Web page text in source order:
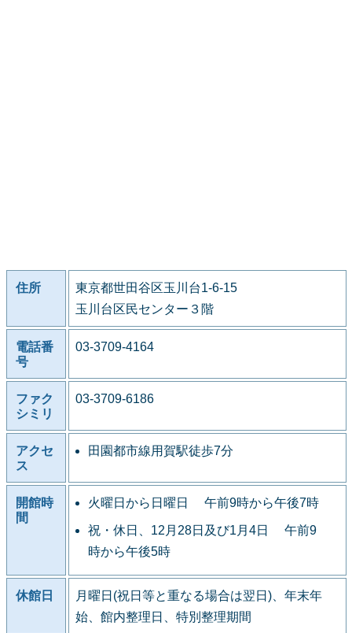
住所
東京都世田谷区玉川台1-6-15
玉川台区民センター３階
電話番
号
03-3709-4164
ファク
シミリ
03-3709-6186
アクセ
ス
田園都市線用賀駅徒歩7分
開館時
間
火曜日から日曜日 午前9時から午後7時
祝・休日、12月28日及び1月4日 午前9
時から午後5時
休館日
月曜日(祝日等と重なる場合は翌日)、年末年
始、館内整理日、特別整理期間